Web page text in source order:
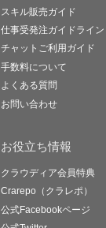
スキル販売ガイド
仕事受発注ガイドライン
チャットご利用ガイド
手数料について
よくある質問
お問い合わせ
お役立ち情報
クラウディア会員特典
Crarepo（クラレポ）
公式Facebookページ